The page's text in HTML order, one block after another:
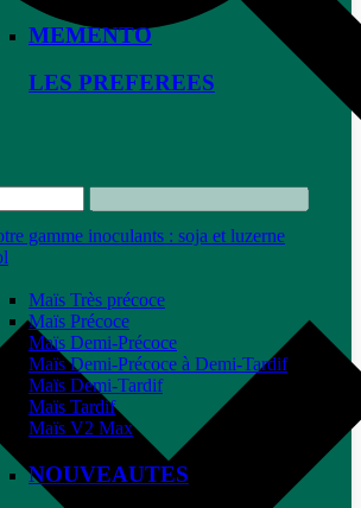
MEMENTO
LES PREFEREES
gamme inoculants : soja et luzerne
Maïs Très précoce
Maïs Précoce
Maïs Demi-Précoce
Maïs Demi-Précoce à Demi-Tardif
Maïs Demi-Tardif
Maïs Tardif
Maïs V2 Max
NOUVEAUTES